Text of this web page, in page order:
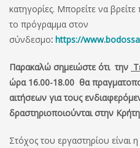
κατηγορίες. Μπορείτε να
το πρόγραμμα στον
σύνδεσμο: https://
Παρακαλώ σημειώστε ότι την
ώρα 16.00-18.00 θα
αιτήσεων για τους
δραστηριοποιούνται στην
Στόχος του εργαστηρίου